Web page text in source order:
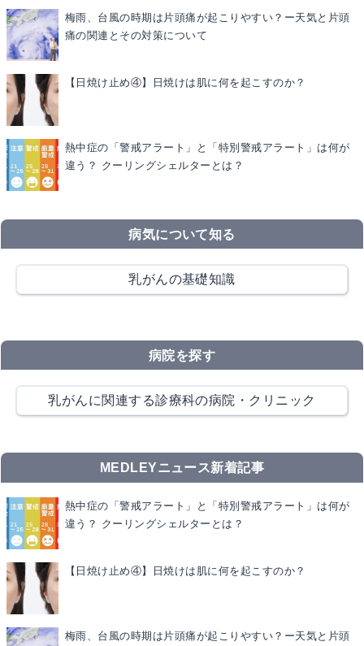
梅雨、台風の時期は片頭痛が起こりやすい？ー天気と片頭
痛の関連とその対策について
【日焼け止め④】日焼けは肌に何を起こすのか？
熱中症の「警戒アラート」と「特別警戒アラート」は何が
違う？ クーリングシェルターとは？
病気について知る
乳がんの基礎知識
病院を探す
乳がんに関連する診療科の病院・クリニック
MEDLEYニュース新着記事
熱中症の「警戒アラート」と「特別警戒アラート」は何が
違う？ クーリングシェルターとは？
【日焼け止め④】日焼けは肌に何を起こすのか？
梅雨、台風の時期は片頭痛が起こりやすい？ー天気と片頭